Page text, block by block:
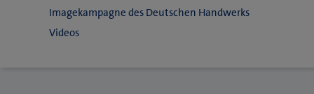
Imagekampagne des Deutschen Handwerks
Videos